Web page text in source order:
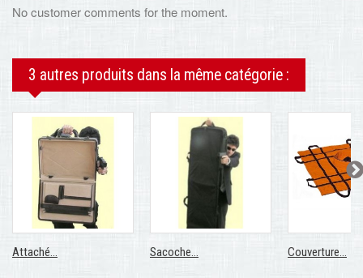
No customer comments for the moment.
3 autres produits dans la même catégorie :
Attaché... Sacoche... Couverture...